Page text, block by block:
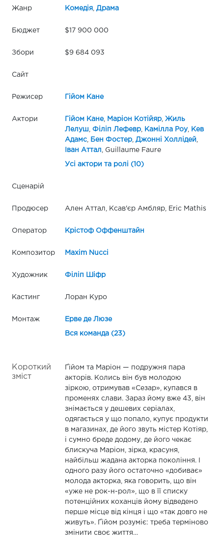
Жанр Комедія Драма
Бюджет $17 900 000
Збори $9 684 093
Сайт
Режисер Гійом Кане
Актори Гійом Кане, Маріон Котійяр,
Жиль
Лелуш
Філіп Лефевр, Камілла Роу,
Кев
Адамс, Бен Фостер, Джонні Холлідей
Іван Аттал
, Guillaume Faure
Усі актори та ролі (10)
Сценарій
Продюсер Ален Аттал, Ксав'єр Амбляр, Eric Mathis
Оператор Крістоф Оффенштайн
Композитор Maxim Nucci
Художник Філіп Шіфр
Кастинг Лоран Куро
Монтаж Ерве де Люзе
Вся команда (23)
Короткий
зміст
Ґійом та Маріон — подружня пара
акторів. Колись він був молодою
зіркою, отримував «Сезар», купався в
променях слави. Зараз йому вже 43, він
знімається у дешевих серіалах,
одягається у що попало, купує продукти
в магазинах, де його звуть містер Котіяр,
і сумно бреде додому, де його чекає
блискуча Маріон, зірка, красуня,
найбільш жадана акторка покоління. І
одного разу його остаточно «добиває»
молода акторка, яка говорить, що він
«уже не рок-н-рол», що в її списку
потенційних коханців йому відведено
перше місце від кінця і що «так довго не
живуть». Ґійом розуміє: треба терміново
змінити своє життя…